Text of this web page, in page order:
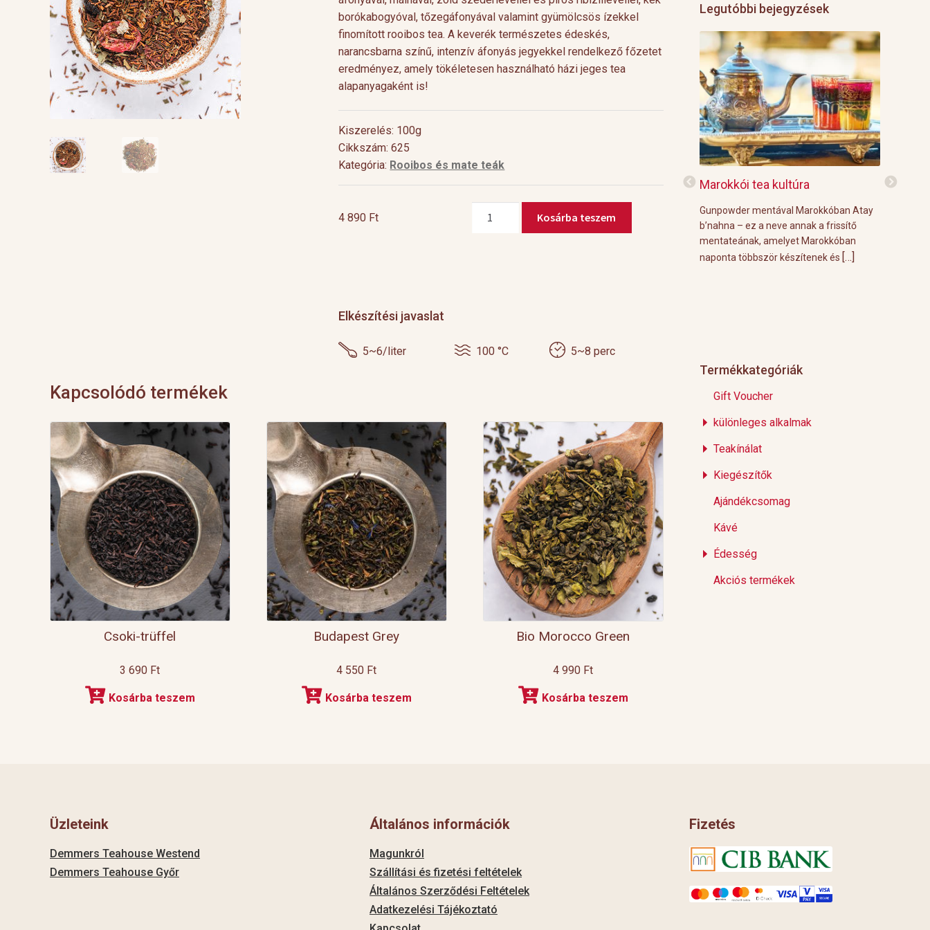
borókabogyóval, tőzegáfonyával valamint gyümölcsös ízekkel
finomított rooibos tea. A keverék természetes édeskés,
narancsbarna színű, intenzív áfonyás jegyekkel rendelkező főzetet
eredményez, amely tökéletesen használható házi jeges tea
alapanyagaként is!
Kiszerelés: 100g
Cikkszám: 625
Kategória: Rooibos és mate teák
4 890 Ft
Huncut
Kosárba teszem
Elkészítési javaslat
5~6/liter 100 °C 5~8 perc
Kapcsolódó termékek
Csoki-trüffel
3 690 Ft
Kosárba teszem
Budapest Grey
4 550 Ft
Kosárba teszem
Bio Morocco Green
4 990 Ft
Kosárba teszem
Legutóbbi bejegyzések
Cocktail Time
Nyári estéken jól esik egy hűsítő koktél.
Levendulás aperitif
Hozzávalók 1 pohárhoz: 3 g Demmers
Marokkói tea kultúra
Gunpowder mentával Marokkóban Atay
b’nahna – ez a neve annak a frissítő
mentateának, amelyet Marokkóban
naponta többször készítenek és […]
Grillre
Termékkategóriák
Gift Voucher
különleges alkalmak
Teakínálat
Kiegészítők
Ajándékcsomag
Kávé
Édesség
Akciós termékek
Üzleteink
Demmers Teahouse Westend
Demmers Teahouse Győr
Általános információk
Magunkról
Szállítási és fizetési feltételek
Általános Szerződési Feltételek
Adatkezelési Tájékoztató
Fizetés